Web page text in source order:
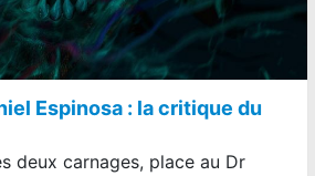
Espinosa : la critique du
deux carnages, place au Dr